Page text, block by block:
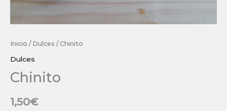
Inicio / Dulces / Chinito
Dulces
Chinito
1,50€